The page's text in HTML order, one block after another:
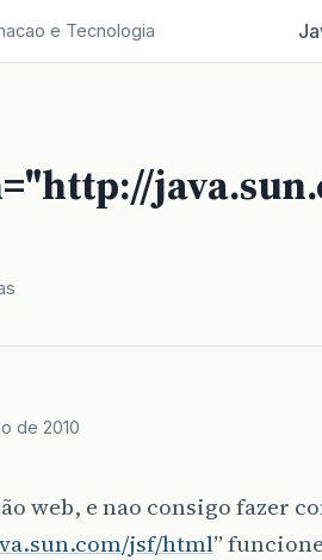
e Tecnologia
de 2010
web, e nao consigo fazer
jsf/html” funcione